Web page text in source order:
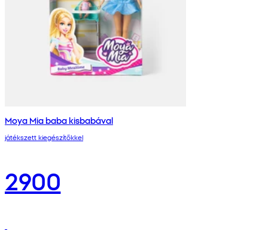
Moya Mia baba kisbabával
játékszett kiegészítőkkel
2900